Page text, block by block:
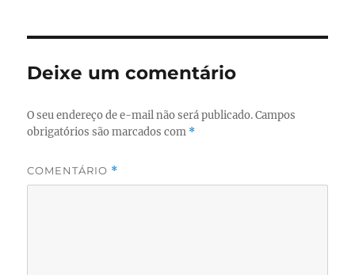
Deixe um comentário
O seu endereço de e-mail não será publicado. Campos
obrigatórios são marcados com *
COMENTÁRIO *